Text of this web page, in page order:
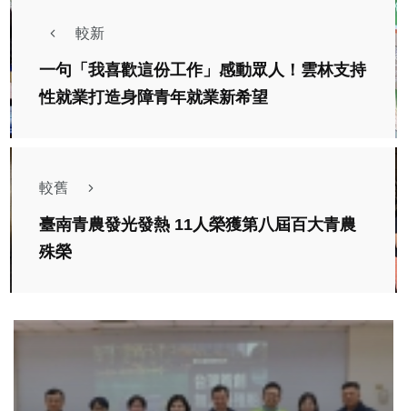
較新
一句「我喜歡這份工作」感動眾人！雲林支持
性就業打造身障青年就業新希望
較舊
臺南青農發光發熱 11人榮獲第八屆百大青農
殊榮